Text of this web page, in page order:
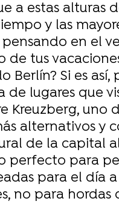
a estas alturas
y las
pensando en el
de tus
Berlín? Si es así,
de lugares que
Kreuzberg, uno
alternativos y
de la capital
perfecto para
para el día
no para hordas